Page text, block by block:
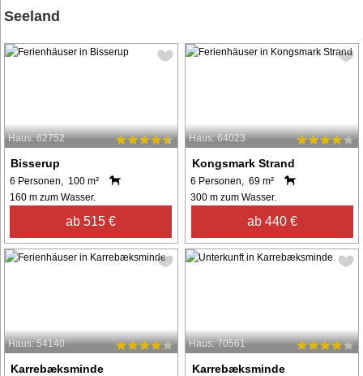
Seeland
Haus: 62752
Bisserup
6 Personen, 100 m²
160 m zum Wasser.
ab 515 €
Haus: 64023
Kongsmark Strand
6 Personen, 69 m²
300 m zum Wasser.
ab 440 €
Haus: 54140
Karrebæksminde
Haus: 70561
Karrebæksminde